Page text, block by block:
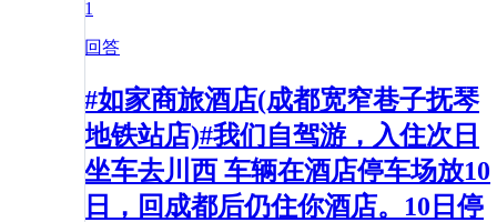
1
回答
#如家商旅酒店(成都宽窄巷子抚琴
地铁站店)#我们自驾游，入住次日
坐车去川西 车辆在酒店停车场放10
日，回成都后仍住你酒店。10日停